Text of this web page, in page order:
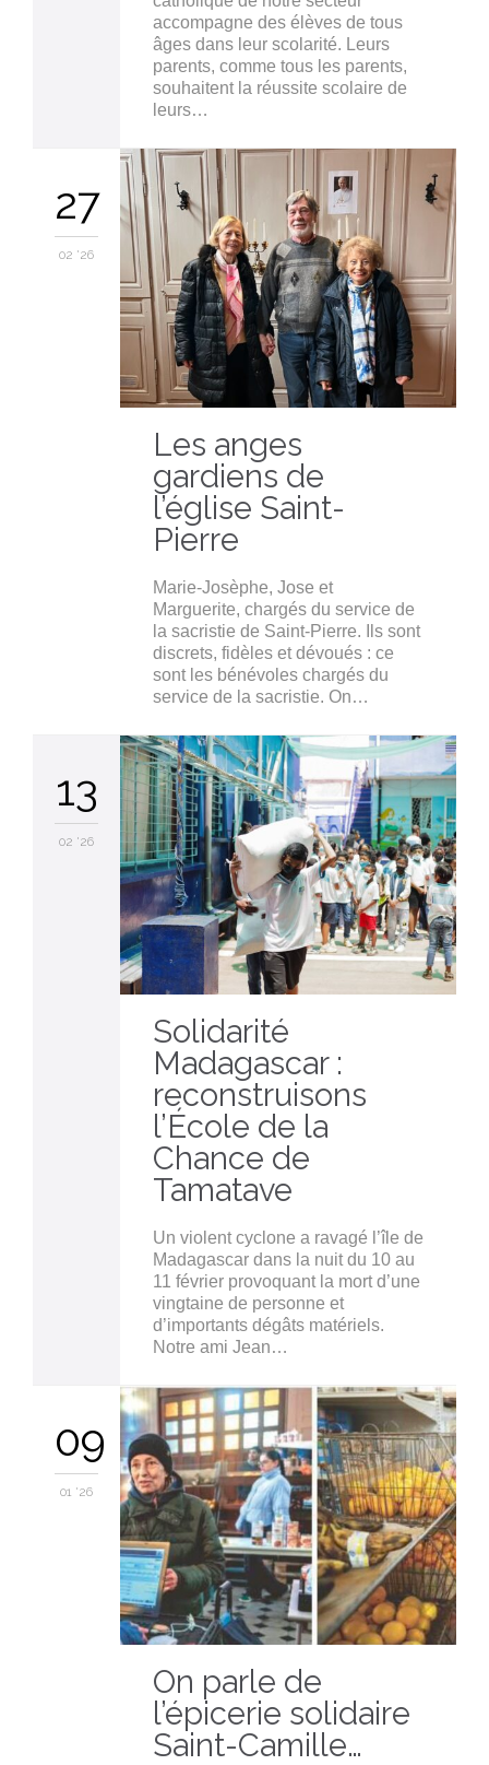
accompagne des élèves de tous
âges dans leur scolarité. Leurs
parents, comme tous les parents,
souhaitent la réussite scolaire de
leurs…
27
02 '26
Les anges
gardiens de
l’église Saint-
Pierre
Marie-Josèphe, Jose et
Marguerite, chargés du service de
la sacristie de Saint-Pierre. Ils sont
discrets, fidèles et dévoués : ce
sont les bénévoles chargés du
service de la sacristie. On…
13
02 '26
Solidarité
Madagascar :
reconstruisons
l’École de la
Chance de
Tamatave
Un violent cyclone a ravagé l’île de
Madagascar dans la nuit du 10 au
11 février provoquant la mort d’une
vingtaine de personne et
d’importants dégâts matériels.
Notre ami Jean…
09
01 '26
On parle de
l’épicerie solidaire
Saint-Camille…